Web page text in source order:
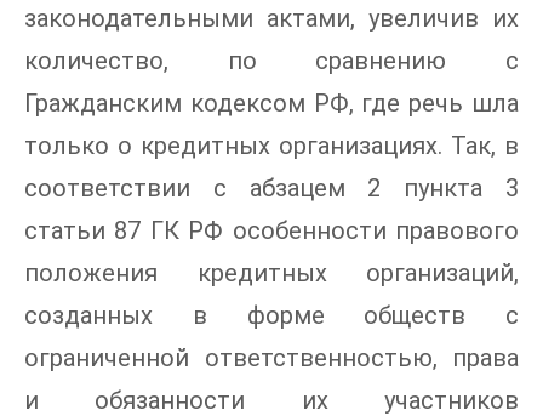
законодательными актами, увеличив их
количество, по сравнению с
Гражданским кодексом РФ, где речь шла
только о кредитных организациях. Так, в
соответствии с абзацем 2 пункта 3
статьи 87 ГК РФ особенности правового
положения кредитных организаций,
созданных в форме обществ с
ограниченной ответственностью, права
и обязанности их участников